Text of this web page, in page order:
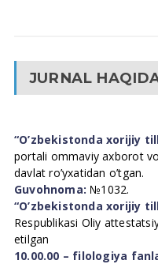
JURNAL
“O’zbekistonda xorijiy
portali ommaviy axborot
davlat ro’yxatidan o’tgan.
Guvohnoma: №1032.
“O’zbekistonda xorijiy
Respublikasi Oliy
etilgan
10.00.00 – filologiya